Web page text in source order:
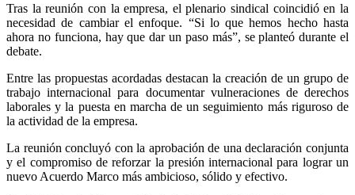
Tras la reunión con la empresa, el plenario sindical coincidió en la
necesidad de cambiar el enfoque. “Si lo que hemos hecho hasta
ahora no funciona, hay que dar un paso más”, se planteó durante el
debate.
Entre las propuestas acordadas destacan la creación de un grupo de
trabajo internacional para documentar vulneraciones de derechos
laborales y la puesta en marcha de un seguimiento más riguroso de
la actividad de la empresa.
La reunión concluyó con la aprobación de una declaración conjunta
y el compromiso de reforzar la presión internacional para lograr un
nuevo Acuerdo Marco más ambicioso, sólido y efectivo.